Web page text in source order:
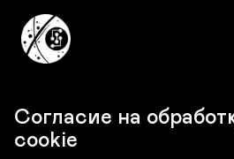
Согласие на
cookie